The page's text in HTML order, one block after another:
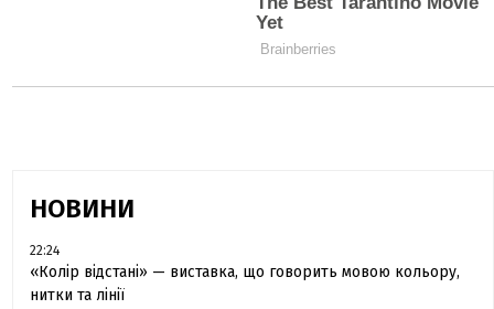
НОВИНИ
22:24
«Колір відстані» — виставка, що говорить мовою кольору,
нитки та лінії